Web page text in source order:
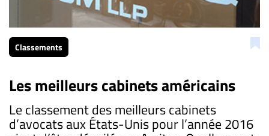
Classements
Les meilleurs cabinets américains
Le classement des meilleurs cabinets
d’avocats aux États-Unis pour l’année 2016